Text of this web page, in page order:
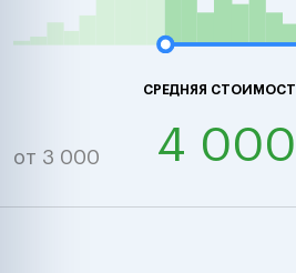
СРЕДНЯЯ
от 3 000 4